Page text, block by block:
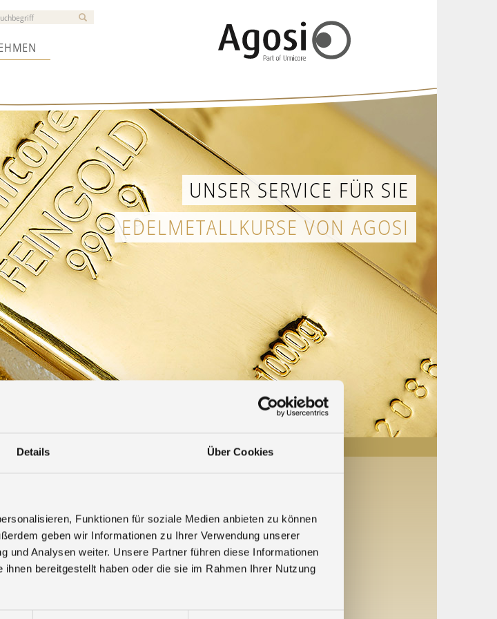
Details Über Cookies
Funktionen für soziale Medien anbieten zu können
geben wir Informationen zu Ihrer Verwendung unserer
und Analysen weiter. Unsere Partner führen diese Informationen
bereitgestellt haben oder die sie im Rahmen Ihrer Nutzung
UNSER SERVICE FÜR SIE
EDELMETALLKURSE VON AGOSI